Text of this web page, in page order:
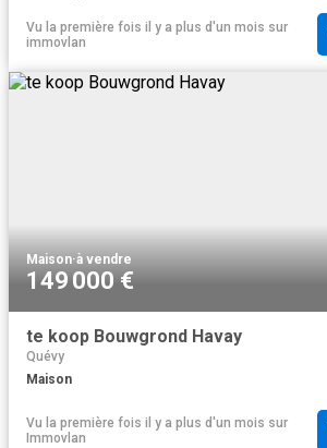
Vu la première fois il y a plus d'un mois sur
immovlan
Maison·à vendre
149 000 €
te koop Bouwgrond Havay
Quévy
Maison
Vu la première fois il y a plus d'un mois sur
Immovlan